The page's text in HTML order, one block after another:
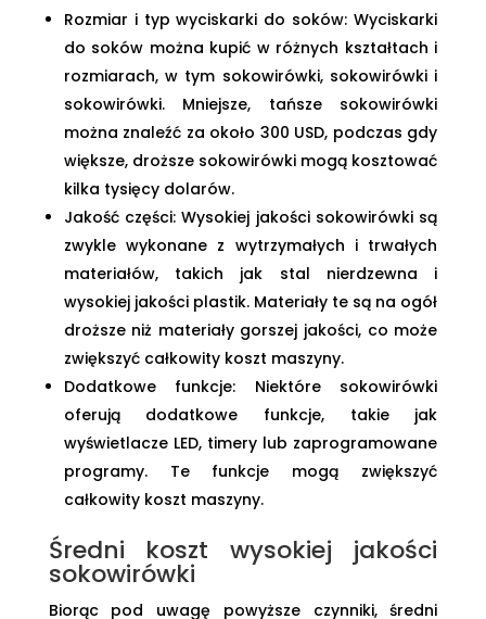
Rozmiar i typ wyciskarki do soków: Wyciskarki
do soków można kupić w różnych kształtach i
rozmiarach, w tym sokowirówki, sokowirówki i
sokowirówki. Mniejsze, tańsze sokowirówki
można znaleźć za około 300 USD, podczas gdy
większe, droższe sokowirówki mogą kosztować
kilka tysięcy dolarów.
Jakość części: Wysokiej jakości sokowirówki są
zwykle wykonane z wytrzymałych i trwałych
materiałów, takich jak stal nierdzewna i
wysokiej jakości plastik. Materiały te są na ogół
droższe niż materiały gorszej jakości, co może
zwiększyć całkowity koszt maszyny.
Dodatkowe funkcje: Niektóre sokowirówki
oferują dodatkowe funkcje, takie jak
wyświetlacze LED, timery lub zaprogramowane
programy. Te funkcje mogą zwiększyć
całkowity koszt maszyny.
Średni koszt wysokiej jakości
sokowirówki
Biorąc pod uwagę powyższe czynniki, średni